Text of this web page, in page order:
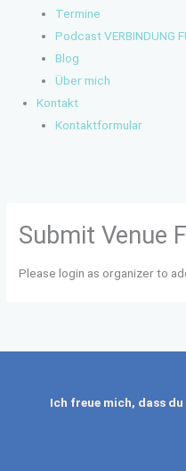
Termine
Podcast VERBINDUNG
Blog
Über mich
Kontakt
Kontaktformular
Submit Venue
Please login as organizer to
Ich freue mich, dass